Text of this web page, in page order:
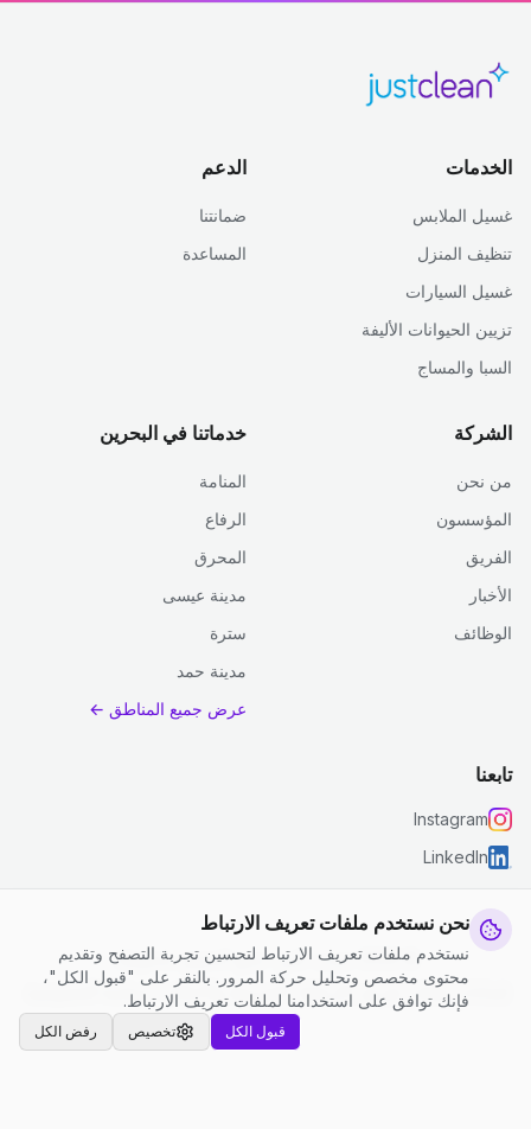
نحن نستخدم ملفات تعريف الارتباط
نستخدم ملفات تعريف الارتباط لتحسين تجربة التصفح وتقديم
محتوى مخصص وتحليل حركة المرور. بالنقر على "قبول الكل"،
فإنك توافق على استخدامنا لملفات تعريف الارتباط.
رفض الكل تخصيص قبول الكل
الخدمات
غسيل الملابس
تنظيف المنزل
غسيل السيارات
تزيين الحيوانات الأليفة
السبا والمساج
الدعم
ضمانتنا
المساعدة
الشركة
من نحن
المؤسسون
الفريق
الأخبار
الوظائف
خدماتنا في البحرين
المنامة
الرفاع
المحرق
مدينة عيسى
سترة
مدينة حمد
عرض جميع المناطق ←
تابعنا
Instagram
LinkedIn
© 2026 جست كلين. جميع الحقوق محفوظة.
سياسة الخصوصية
الشروط والأحكام | إعدادات ملفات تعريف الارتباط